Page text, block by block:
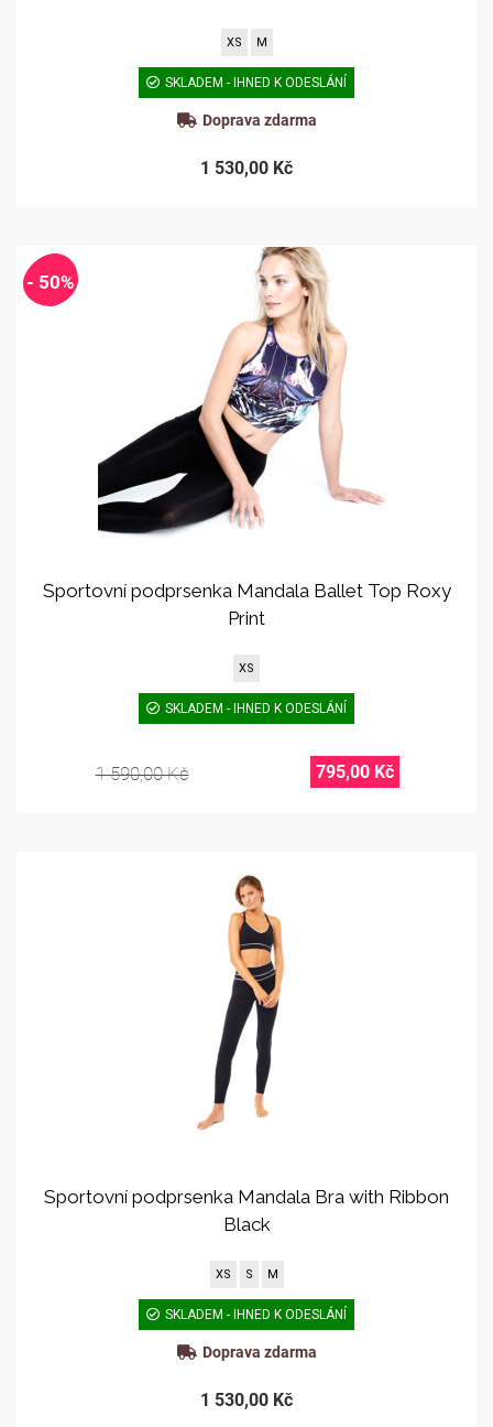
XS M
SKLADEM - IHNED K ODESLÁNÍ
Doprava zdarma
1 530,00 Kč
- 50%
Sportovní podprsenka Mandala Ballet Top Roxy
Print
XS
SKLADEM - IHNED K ODESLÁNÍ
1 590,00 Kč 795,00 Kč
Sportovní podprsenka Mandala Bra with Ribbon
Black
XS S M
SKLADEM - IHNED K ODESLÁNÍ
Doprava zdarma
1 530,00 Kč